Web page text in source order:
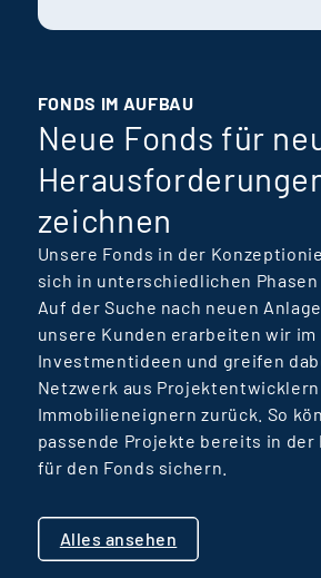
und ansteigenden
bei Terra Real Estate
Manager.
FONDS IM AUFBAU
Neue Fonds für
zeichnen
Unsere Fonds in der
sich in unterschiedlichen Phasen
Auf der Suche nach neuen
unsere Kunden erarbeiten wir im
Investmentideen und greifen
Netzwerk aus Projektentwicklern
Immobilieneignern zurück. So
passende Projekte bereits in der
für den Fonds sichern.
Alles ansehen